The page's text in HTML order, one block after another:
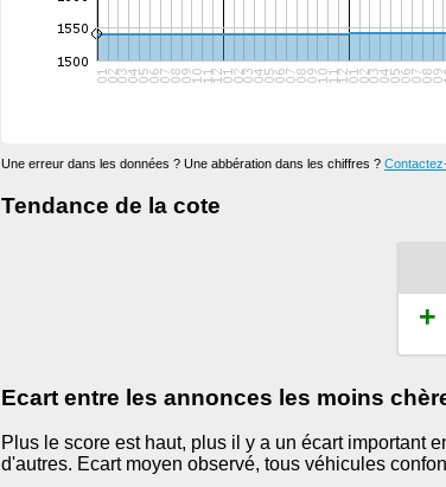
Une erreur dans les données ? Une abbération dans les chiffres ?
Tendance de la cote
+
Ecart entre les annonces les moins
Plus le score est haut, plus il y a un écart important
d'autres. Ecart moyen observé, tous véhicules